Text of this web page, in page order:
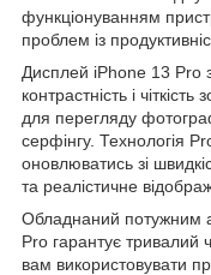
функціонуванням
проблем із
Дисплей iPhone 13 Pro
контрастність і
для перегляду
серфінгу. Технологія
оновлюватись зі
та реалістичне
Обладнаний потужним
Pro гарантує тривалий
вам використовувати